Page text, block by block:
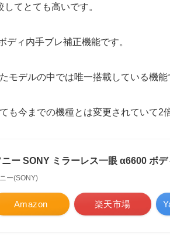
てとても高いです。
ディ内手ブレ補正機能です。
モデルの中では唯一搭載している機能
も今までの機種とは変更されていて2
ニー SONY ミラーレス一眼 α6600 ボ
ー(SONY)
Amazon 楽天市場